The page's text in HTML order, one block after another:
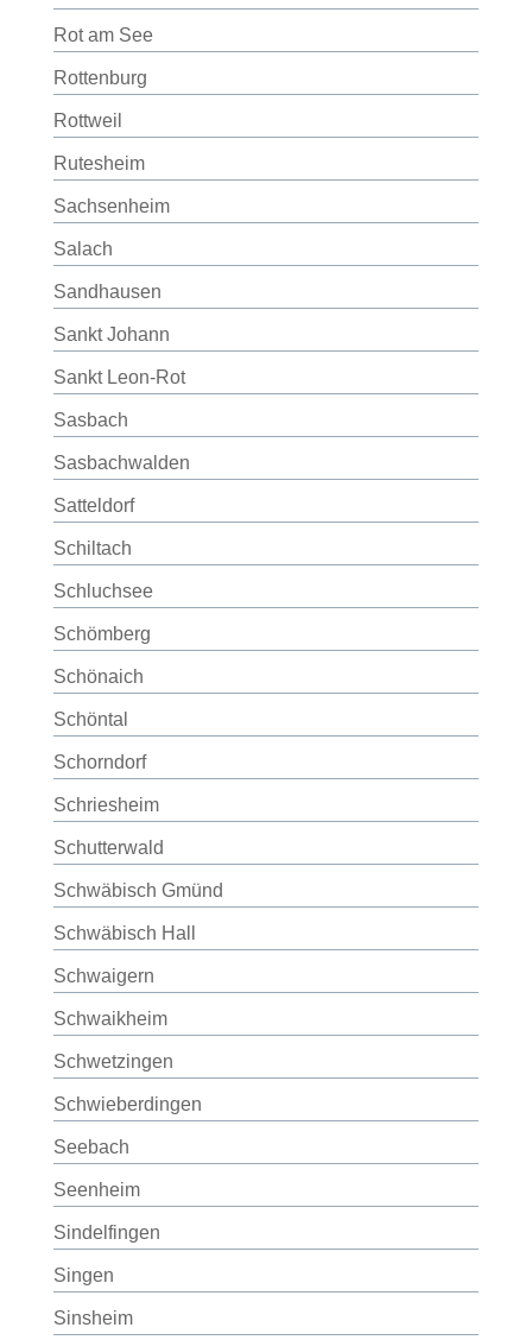
Rot am See
Rottenburg
Rottweil
Rutesheim
Sachsenheim
Salach
Sandhausen
Sankt Johann
Sankt Leon-Rot
Sasbach
Sasbachwalden
Satteldorf
Schiltach
Schluchsee
Schömberg
Schönaich
Schöntal
Schorndorf
Schriesheim
Schutterwald
Schwäbisch Gmünd
Schwäbisch Hall
Schwaigern
Schwaikheim
Schwetzingen
Schwieberdingen
Seebach
Seenheim
Sindelfingen
Singen
Sinsheim